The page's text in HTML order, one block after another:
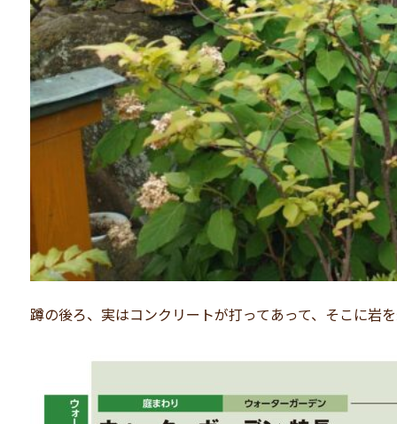
蹲の後ろ、実はコンクリートが打ってあって、そこに岩